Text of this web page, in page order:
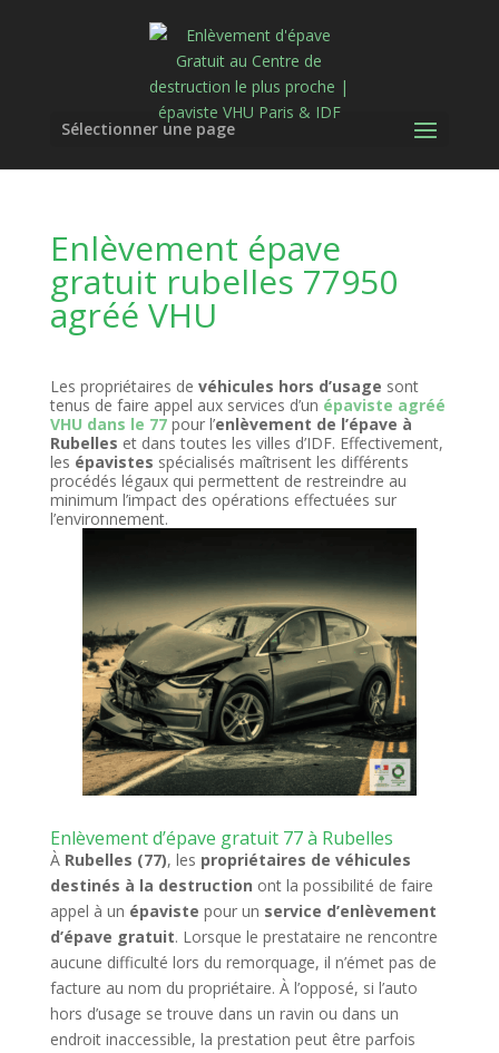
Sélectionner une page
Enlèvement épave
gratuit rubelles 77950
agréé VHU
Les propriétaires de véhicules hors d’usage sont
tenus de faire appel aux services d’un épaviste agréé
VHU dans le 77pour l’enlèvement de l’épave à
Rubelles et dans toutes les villes d’IDF. Effectivement,
les épavistes spécialisés maîtrisent les différents
procédés légaux qui permettent de restreindre au
minimum l’impact des opérations effectuées sur
l’environnement.
Enlèvement d’épave gratuit 77 à Rubelles
À Rubelles (77), les propriétaires de véhicules
destinés à la destruction ont la possibilité de faire
appel à un épaviste pour un service d’enlèvement
d’épave gratuit. Lorsque le prestataire ne rencontre
aucune difficulté lors du remorquage, il n’émet pas de
facture au nom du propriétaire. À l’opposé, si l’auto
hors d’usage se trouve dans un ravin ou dans un
endroit inaccessible, la prestation peut être parfois